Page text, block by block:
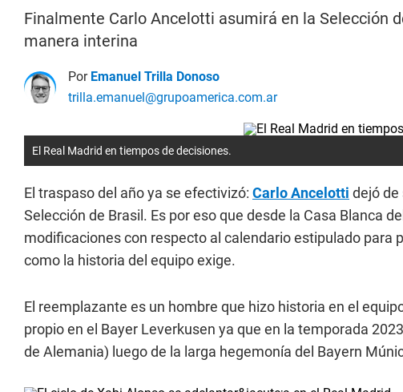
Finalmente Carlo Ancelotti asumirá en la Selección
manera interina
Por Emanuel Trilla Donoso
trilla.emanuel@grupoamerica.com.ar
El Real Madrid en tiempos de decisiones.
El traspaso del año ya se efectivizó: Carlo Ancelotti dejó de
Selección de Brasil. Es por eso que desde la Casa Blanca
modificaciones con respecto al calendario estipulado para
como la historia del equipo exige.
El reemplazante es un hombre que hizo historia en el
propio en el Bayer Leverkusen ya que en la temporada
de Alemania) luego de la larga hegemonía del Bayern